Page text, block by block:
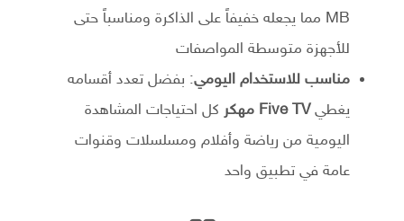
MB مما يجعله خفيفاً على الذاكرة ومناسباً حتى
للأجهزة متوسطة المواصفات
مناسب للاستخدام اليومي: بفضل تعدد أقسامه
يغطيFive TV مهكر
كل احتياجات المشاهدة
اليومية من رياضة وأفلام ومسلسلات وقنوات
عامة في تطبيق واحد